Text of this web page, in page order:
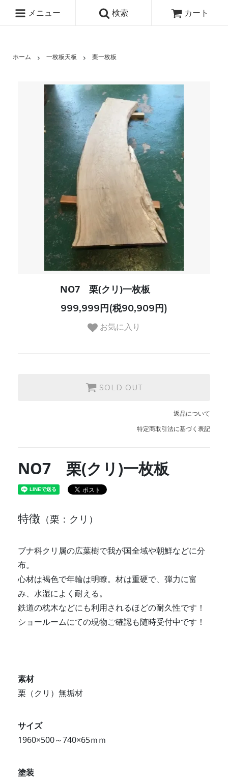
メニュー 検索 カート
ホーム 一枚板天板 栗一枚板
NO7 栗(クリ)一枚板
999,999円(税90,909円)
お気に入り
SOLD OUT
返品について
特定商取引法に基づく表記
NO7 栗(クリ)一枚板
特徴 （栗：クリ）
ブナ科クリ属の広葉樹で我が国全域や朝鮮などに分
布。
心材は褐色で年輪は明瞭。材は重硬で、弾力に富
み、水湿によく耐える。
鉄道の枕木などにも利用されるほどの耐久性です！
ショールームにての現物ご確認も随時受付中です！
素材
栗（クリ）無垢材
サイズ
1960×500～740×65ｍｍ
塗装